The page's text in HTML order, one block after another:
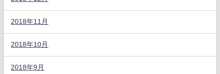
2018年11月
2018年10月
2018年9月